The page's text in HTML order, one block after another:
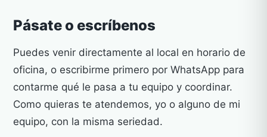
Pásate o escríbenos
Puedes venir directamente al local en horario de
oficina, o escribirme primero por WhatsApp para
contarme qué le pasa a tu equipo y coordinar.
Como quieras te atendemos, yo o alguno de mi
equipo, con la misma seriedad.